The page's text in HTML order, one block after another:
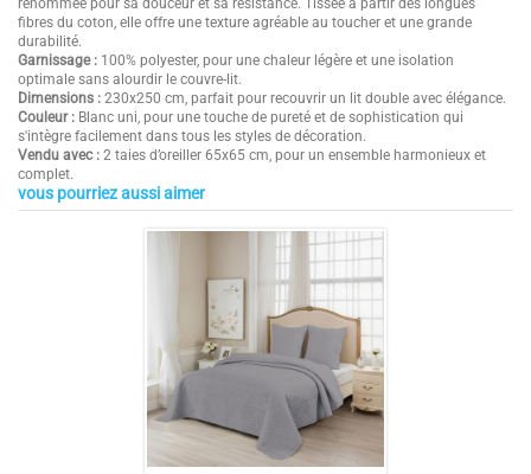
fibres du coton, elle offre une texture agréable au toucher et une grande
durabilité.
Garnissage : 100% polyester, pour une chaleur légère et une isolation
optimale sans alourdir le couvre-lit.
Dimensions : 230x250 cm, parfait pour recouvrir un lit double avec élégance.
Couleur : Blanc uni, pour une touche de pureté et de sophistication qui
s'intègre facilement dans tous les styles de décoration.
Vendu avec : 2 taies d’oreiller 65x65 cm, pour un ensemble harmonieux et
complet.
Composition
Enveloppe 100% percale de coton 85
230x250 cm
2 taies 65x65 cm
230x250
2/5
Basé sur1
avis soumis à un
contrôle
Voir tous les avis sur ce site
vous pourriez aussi aimer